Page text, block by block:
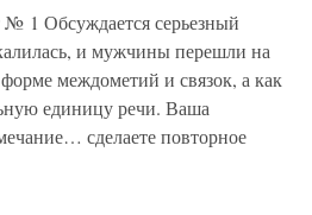
1 Обсуждается серьезный
и мужчины перешли на
междометий и связок, а как
единицу речи. Ваша
сделаете повторное